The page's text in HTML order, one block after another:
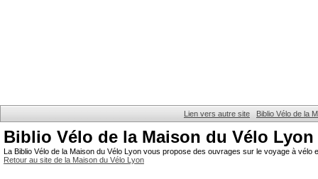
Lien vers autre site Biblio Vélo de la
Biblio Vélo de la Maison du Vélo Lyon
La Biblio Vélo de la Maison du Vélo Lyon vous propose des ouvrages sur le voyage à
Retour au site de la Maison du Vélo Lyon